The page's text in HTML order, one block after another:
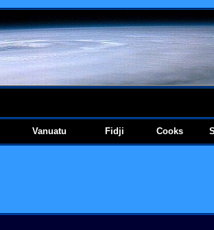
Vanuatu Fidji Cooks